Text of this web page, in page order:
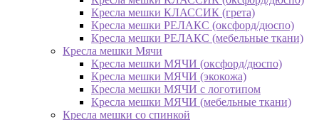
Кресла мешки КЛАССИК (грета)
Креслa мешки РЕЛАКС (оксфорд/дюспо)
Креслa мешки РЕЛАКС (мебельные ткани)
Кресла мешки Мячи
Кресла мешки МЯЧИ (оксфорд/дюспо)
Кресла мешки МЯЧИ (экокожа)
Кресла мешки МЯЧИ с логотипом
Кресла мешки МЯЧИ (мебельные ткани)
Кресла мешки со спинкой